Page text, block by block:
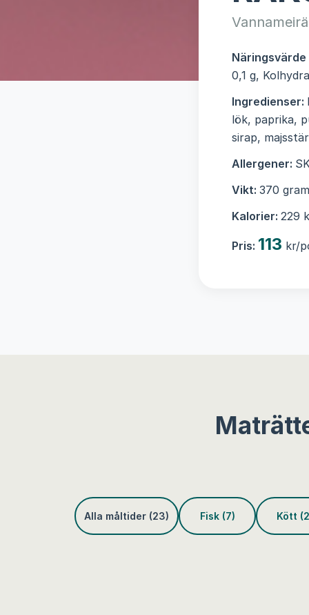
0,1 g,
Ingredienser:
lök, paprika,
sirap,
Allergener:
Vikt: 370
Kalorier: 229
Pris: 113 kr/
Alla måltider (23) Fisk (7) Kött